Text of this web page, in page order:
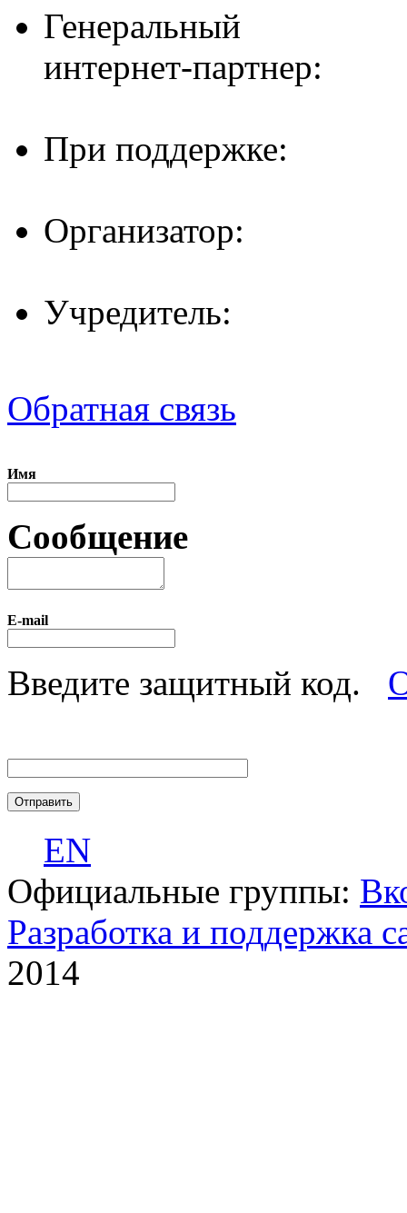
Генеральный
интернет-партнер:
При поддержке:
Организатор:
Учредитель:
Обратная связь
Имя
Сообщение
E-mail
Введите защитный код.
EN
Официальные группы:
Разработка и поддержка
2014